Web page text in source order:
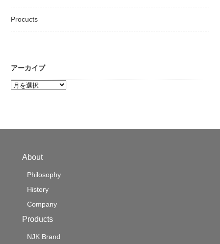
Procucts
アーカイブ
ア
ー
About
Philosophy
History
Company
Products
NJK Brand